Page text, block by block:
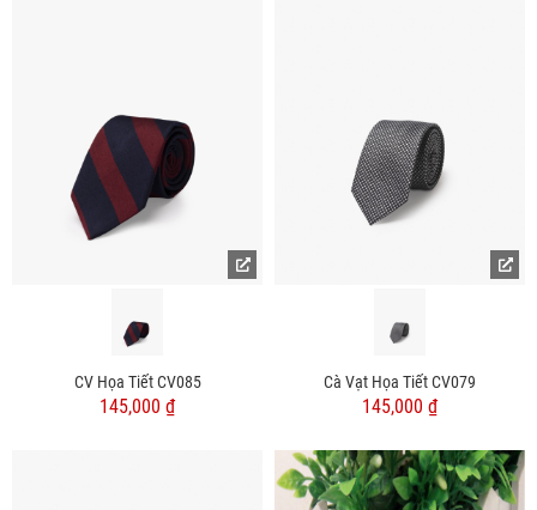
CV Họa Tiết CV085
145,000 ₫
Cà Vạt Họa Tiết CV079
145,000 ₫